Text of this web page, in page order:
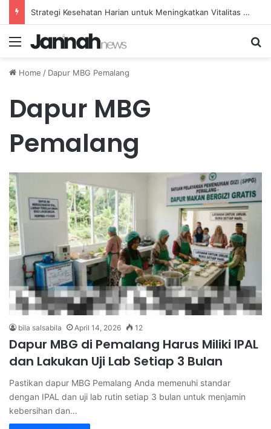
Strategi Kesehatan Harian untuk Meningkatkan Vitalitas dan Mengatasi Kelelahan Sehari-hari
Menu
Home / Dapur MBG Pemalang
Dapur MBG
Pemalang
bila salsabila April 14, 2026 12
Dapur MBG di Pemalang Harus Miliki IPAL
dan Lakukan Uji Lab Setiap 3 Bulan
Pastikan dapur MBG Pemalang Anda memenuhi standar
dengan IPAL dan uji lab rutin setiap 3 bulan untuk menjamin
kebersihan dan…